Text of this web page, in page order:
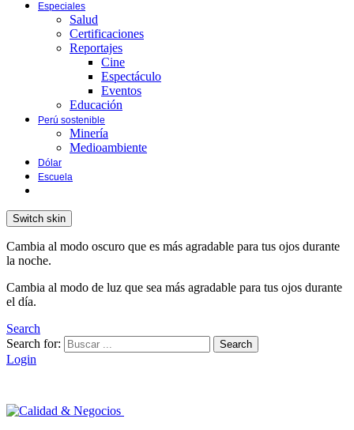
Especiales
Salud
Certificaciones
Reportajes
Cine
Espectáculo
Eventos
Educación
Perú sostenible
Minería
Medioambiente
Dólar
Escuela
Switch skin
Cambia al modo oscuro que es más agradable para tus ojos durante
la noche.
Cambia al modo de luz que sea más agradable para tus ojos durante
el día.
Search
Search for:
Search
Login